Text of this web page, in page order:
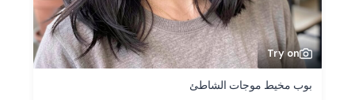
Try on
بوب مخيط موجات الشاطئ